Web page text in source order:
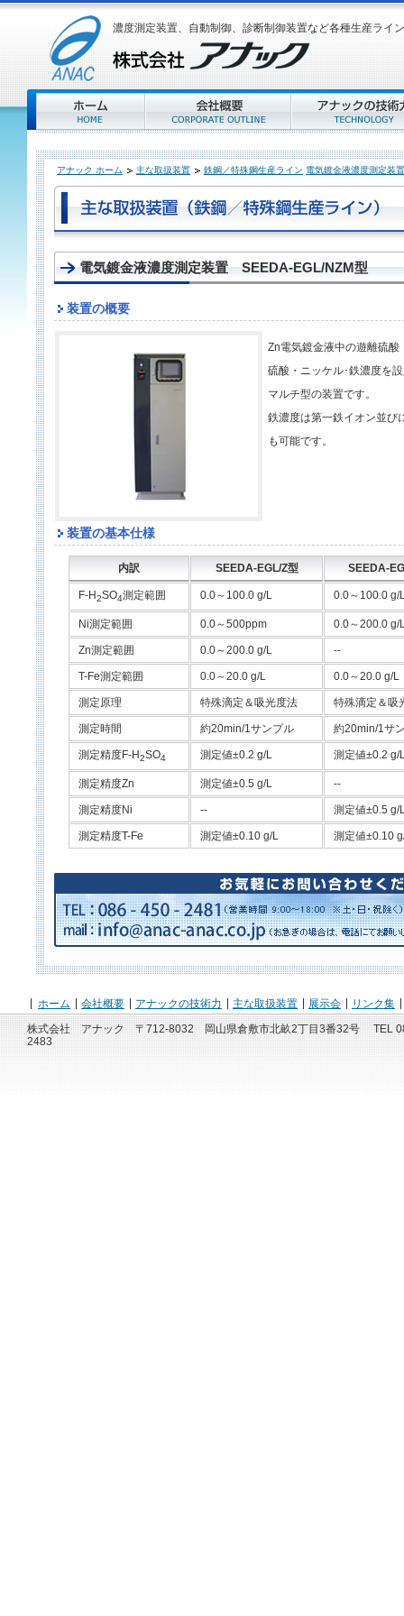
濃度測定装置、自動制御、診断制御装置など各種生産ライ
アナック ホーム 主な取扱装置 鉄鋼／特殊鋼生産ライン 電気鍍金液濃度測定装置
電気鍍金液濃度測定装置SEEDA-EGL/NZM型
装置の概要
Zn電気鍍金液中の遊離硫
硫酸・ニッケル･鉄濃度を
マルチ型の装置です。
鉄濃度は第一鉄イオン並び
も可能です。
装置の基本仕様
内訳 SEEDA-EGL/Z型 SEEDA-
F-H2SO4測定範囲 0.0～100.0 g/L 0.0～100.0 g/
Ni測定範囲 0.0～500ppm 0.0～200.0 g/
Zn測定範囲 0.0～200.0 g/L --
T-Fe測定範囲 0.0～20.0 g/L 0.0～20.0 g/L
測定原理 特殊滴定＆吸光度法 特殊滴定＆吸
測定時間 約20min/1サンプル 約20min/1サ
測定精度F-H2SO4 測定値±0.2 g/L 測定値±0.2 g/
測定精度Zn 測定値±0.5 g/L --
測定精度Ni -- 測定値±0.5 g/
測定精度T-Fe 測定値±0.10 g/L 測定値±0.10
ホーム 会社概要 アナックの技術力 主な取扱装置 展示会
リンク集
株式会社 アナック 〒712-8032 岡山県倉敷市北畝2丁目3番32号 TEL
2483